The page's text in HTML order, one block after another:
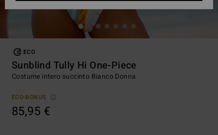
ECO
Sunblind Tully Hi One-Piece
Costume intero succinto Bianco Donna
ECO-BONUS
85,95 €